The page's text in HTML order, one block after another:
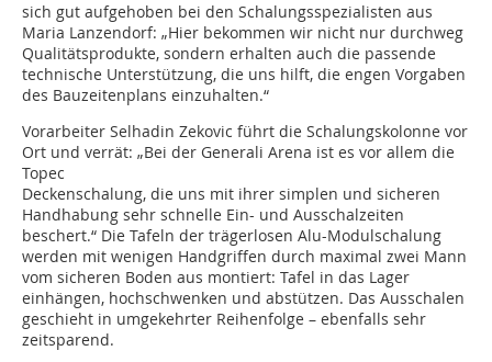
sich gut aufgehoben bei den Schalungsspezialisten aus
Maria Lanzen­dorf: „Hier bekommen wir nicht nur durchweg
Qualitätsprodukte, sondern erhalten auch die passende
technische Unterstützung, die uns hilft, die engen Vorgaben
des Bauzeitenplans einzuhalten.“
Vorarbeiter Selhadin Zekovic führt die Schalungskolonne vor
Ort und verrät: „Bei der Generali Arena ist es vor allem die
Topec
Deckenschalung, die uns mit ihrer simplen und si­cheren
Handhabung sehr schnelle Ein- und Ausschalzeiten
beschert.“ Die Tafeln der trägerlosen Alu-Modulschalung
werden mit wenigen Handgriffen durch maximal zwei Mann
vom sicheren Boden aus montiert: Tafel in das Lager
einhängen, hochschwenken und abstützen. Das Ausschalen
geschieht in umgekehrter Reihenfolge – ebenfalls sehr
zeitsparend.